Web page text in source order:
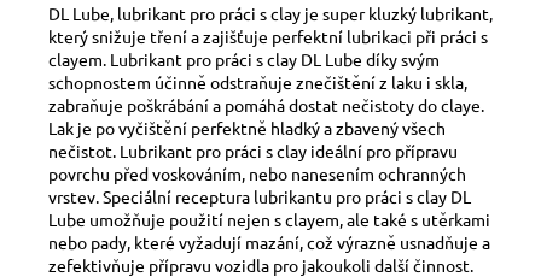
DL Lube, lubrikant pro práci s clay je super kluzký lubrikant,
který snižuje tření a zajišťuje perfektní lubrikaci při práci s
clayem. Lubrikant pro práci s clay DL Lube díky svým
schopnostem účinně odstraňuje znečištění z laku i skla,
zabraňuje poškrábání a pomáhá dostat nečistoty do claye.
Lak je po vyčištění perfektně hladký a zbavený všech
nečistot. Lubrikant pro práci s clay ideální pro přípravu
povrchu před voskováním, nebo nanesením ochranných
vrstev. Speciální receptura lubrikantu pro práci s clay DL
Lube umožňuje použití nejen s clayem, ale také s utěrkami
nebo pady, které vyžadují mazání, což výrazně usnadňuje a
zefektivňuje přípravu vozidla pro jakoukoli další činnost.